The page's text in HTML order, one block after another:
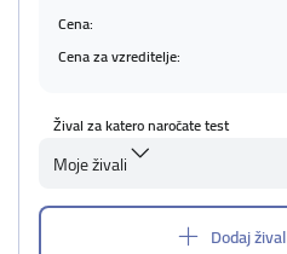
Cena:
Cena za vzreditelje:
Žival za katero naročate test
Moje živali
Dodaj žival